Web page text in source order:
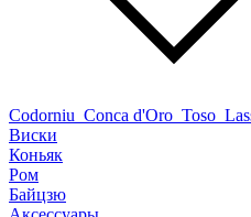
Codorniu Conca d'Oro Toso
Виски
Коньяк
Ром
Байцзю